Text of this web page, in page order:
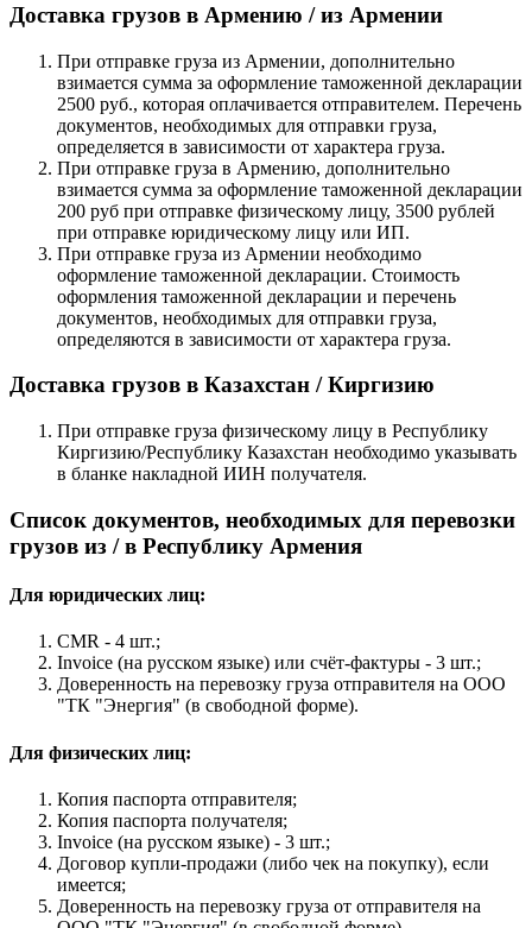
Доставка грузов в Армению / из Армении
При отправке груза из Армении, дополнительно
взимается сумма за оформление таможенной декларации
2500 руб., которая оплачивается отправителем. Перечень
документов, необходимых для отправки груза,
определяется в зависимости от характера груза.
При отправке груза в Армению, дополнительно
взимается сумма за оформление таможенной декларации
200 руб при отправке физическому лицу, 3500 рублей
при отправке юридическому лицу или ИП.
При отправке груза из Армении необходимо
оформление таможенной декларации. Стоимость
оформления таможенной декларации и перечень
документов, необходимых для отправки груза,
определяются в зависимости от характера груза.
Доставка грузов в Казахстан / Киргизию
При отправке груза физическому лицу в Республику
Киргизию/Республику Казахстан необходимо указывать
в бланке накладной ИИН получателя.
Список документов, необходимых для перевозки
грузов из / в Республику Армения
Для юридических лиц:
CMR - 4 шт.;
Invoice (на русском языке) или счёт-фактуры - 3 шт.;
Доверенность на перевозку груза отправителя на ООО
"ТК "Энергия" (в свободной форме).
Для физических лиц:
Копия паспорта отправителя;
Копия паспорта получателя;
Invoice (на русском языке) - 3 шт.;
Договор купли-продажи (либо чек на покупку), если
имеется;
Доверенность на перевозку груза от отправителя на